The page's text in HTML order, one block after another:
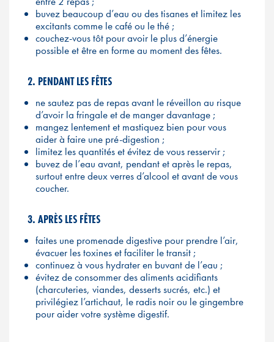
buvez beaucoup d’eau ou des tisanes et limitez les
excitants comme le café ou le thé ;
couchez-vous tôt pour avoir le plus d’énergie
possible et être en forme au moment des fêtes.
2. PENDANT LES FÊTES
ne sautez pas de repas avant le réveillon au risque
d’avoir la fringale et de manger davantage ;
mangez lentement et mastiquez bien pour vous
aider à faire une pré-digestion ;
limitez les quantités et évitez de vous resservir ;
buvez de l’eau avant, pendant et après le repas,
surtout entre deux verres d’alcool et avant de vous
coucher.
3. APRÈS LES FÊTES
faites une promenade digestive pour prendre l’air,
évacuer les toxines et faciliter le transit ;
continuez à vous hydrater en buvant de l’eau ;
évitez de consommer des aliments acidifiants
(charcuteries, viandes, desserts sucrés, etc.) et
privilégiez l’artichaut, le radis noir ou le gingembre
pour aider votre système digestif.